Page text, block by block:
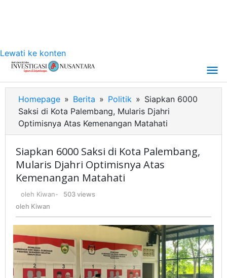
Lewati ke konten
Homepage » Berita » Politik » Siapkan 6000
Saksi di Kota Palembang, Mularis Djahri
Optimisnya Atas Kemenangan Matahati
Siapkan 6000 Saksi di Kota Palembang,
Mularis Djahri Optimisnya Atas
Kemenangan Matahati
oleh Kiwan-
503 views
oleh Kiwan